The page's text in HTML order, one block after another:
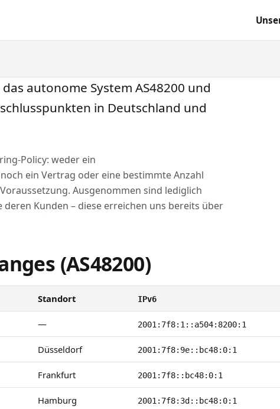
autonome System AS48200 und
in Deutschland und
Policy: weder ein
ein Vertrag oder eine bestimmte Anzahl
Ausgenommen sind lediglich
deren Kunden – diese erreichen uns bereits über
(AS48200)
Standort IPv6
— 2001:7f8:1::a504:8200:1
Düsseldorf 2001:7f8:9e::bc48:0:1
Frankfurt 2001:7f8::bc48:0:1
Hamburg 2001:7f8:3d::bc48:0:1